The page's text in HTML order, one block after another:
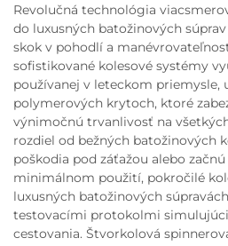
Revolučná technológia
do luxusných batožinových
skok v pohodlí a
sofistikované kolesové systémy
používanej v leteckom priemysle,
polymerových krytoch, ktoré
výnimočnú trvanlivosť na
rozdiel od bežných batožinových
poškodia pod záťažou alebo
minimálnom použití, pokročilé
luxusných batožinových
testovacími protokolmi
cestovania. Štvorkolová